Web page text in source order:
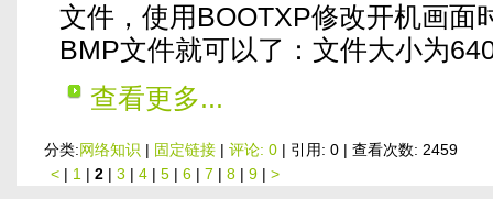
文件，使用BOOTXP修改开机画面
BMP文件就可以了：文件大小为
查看更多...
分类:网络知识 | 固定链接| 评论: 0| 引用: 0 | 查看次数: 2459
<| 1 | 2| 3 | 4| 5| 6| 7 | 8| 9| >